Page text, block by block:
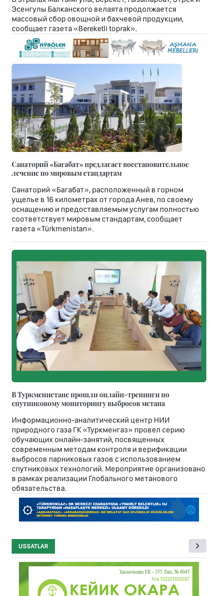
Эсенгулы Балканского велаята продолжается
массовый сбор овощной и бахчевой продукции,
сообщает газета «Bereketli toprak».
Санаторий «Багабат» предлагает восстановительное
лечение по мировым стандартам
Санаторий «Багабат», расположенный в горном
ущелье в 16 километрах от города Анев, по своему
оснащению и предоставляемым услугам полностью
соответствует мировым стандартам, сообщает
газета «Türkmenistan».
В Туркменистане прошли онлайн-тренинги по
спутниковому мониторингу выбросов метана
Информационно-аналитический центр НИИ
природного газа ГК «Туркменгаз» провел серию
обучающих онлайн-занятий, посвященных
современным методам контроля и верификации
выбросов парниковых газов с использованием
спутниковых технологий. Мероприятие организовано
в рамках реализации Глобального метанового
обязательства.
USSATLAR